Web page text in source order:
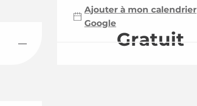
Ajouter à mon calendrier
Google
Gratuit
—